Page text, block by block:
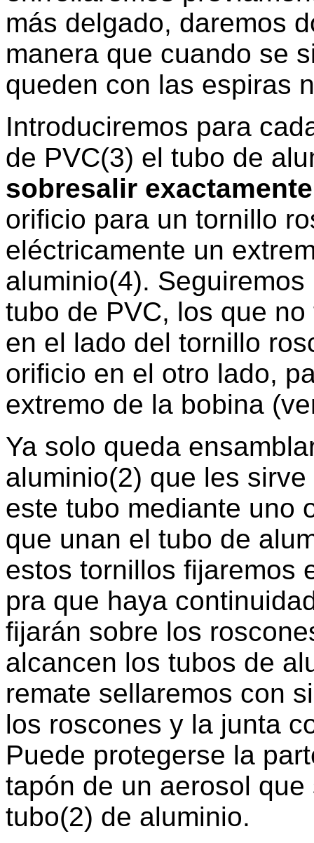
más delgado, daremos
manera que cuando se
queden con las espiras
Introduciremos para
de PVC(3) el tubo de
sobresalir
orificio para un tornillo
eléctricamente un
aluminio(4).
tubo de PVC, los que
en el lado del tornillo
orificio en el otro lado,
extremo de la bobina
Ya solo queda
aluminio(2) que les
este tubo mediante uno
que unan el tubo de
estos tornillos fijaremos
pra que haya
fijarán sobre los
alcancen los tubos de
remate sellaremos con
los roscones y la junta
Puede protegerse la
tapón de un aerosol
tubo(2) de aluminio.